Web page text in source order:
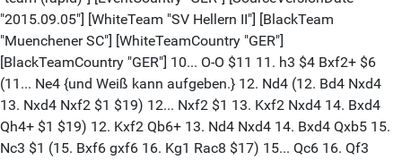
"2015.09.05"] [WhiteTeam "SV Hellern II"] [BlackTeam
"Muenchener SC"] [WhiteTeamCountry "GER"]
[BlackTeamCountry "GER"] 10... O-O $11 11. h3 $4 Bxf2+ $6
(11... Ne4 {und Weiß kann aufgeben.} 12. Nd4 (12. Bd4 Nxd4
13. Nxd4 Nxf2 $1 $19) 12... Nxf2 $1 13. Kxf2 Nxd4 14. Bxd4
Qh4+ $1 $19) 12. Kxf2 Qb6+ 13. Nd4 Nxd4 14. Bxd4 Qxb5 15.
Nc3 $1 (15. Bxf6 gxf6 16. Kg1 Rac8 $17) 15... Qc6 16. Qf3